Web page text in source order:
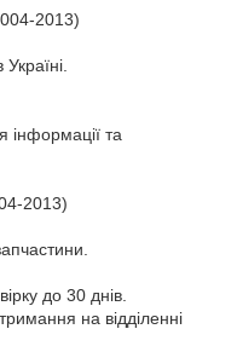
2013)
інформації та
2013)
до 30 днів.
на відділенні